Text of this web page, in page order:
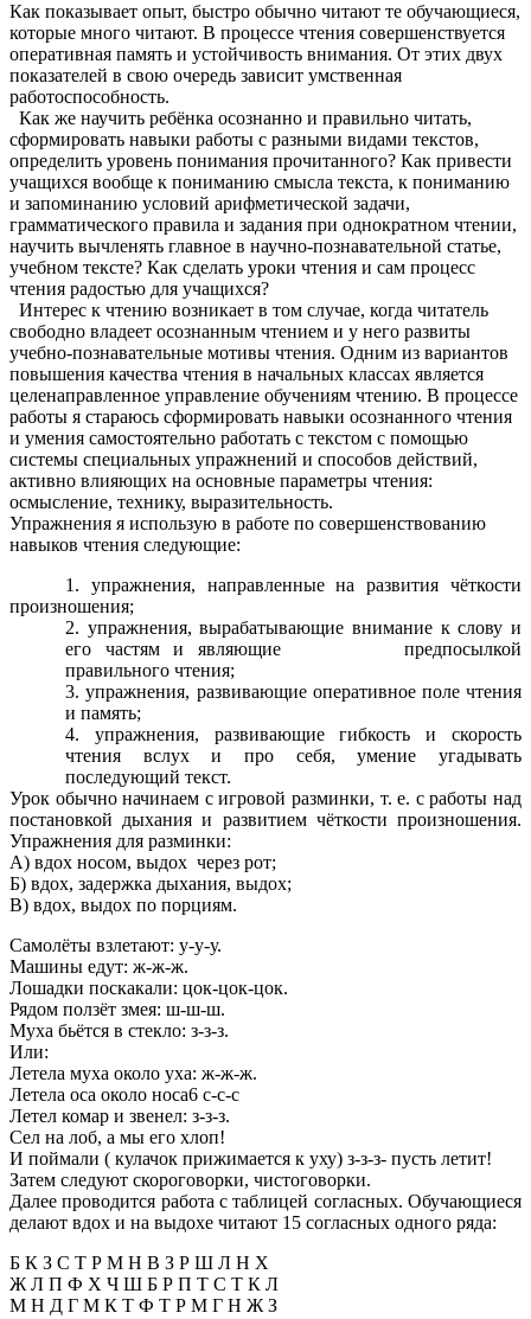
Как показывает опыт, быстро обычно читают те обучающиеся,
которые много читают. В процессе чтения совершенствуется
оперативная память и устойчивость внимания. От этих двух
показателей в свою очередь зависит умственная
работоспособность.
Как же научить ребёнка осознанно и правильно читать,
сформировать навыки работы с разными видами текстов,
определить уровень понимания прочитанного? Как привести
учащихся вообще к пониманию смысла текста, к пониманию
и запоминанию условий арифметической задачи,
грамматического правила и задания при однократном чтении,
научить вычленять главное в научно-познавательной статье,
учебном тексте? Как сделать уроки чтения и сам процесс
чтения радостью для учащихся?
Интерес к чтению возникает в том случае, когда читатель
свободно владеет осознанным чтением и у него развиты
учебно-познавательные мотивы чтения. Одним из вариантов
повышения качества чтения в начальных классах является
целенаправленное управление обучениям чтению. В процессе
работы я стараюсь сформировать навыки осознанного чтения
и умения самостоятельно работать с текстом с помощью
системы специальных упражнений и способов действий,
активно влияющих на основные параметры чтения:
осмысление, технику, выразительность.
Упражнения я использую в работе по совершенствованию
навыков чтения следующие:
1. упражнения, направленные на развития чёткости
произношения;
2. упражнения, вырабатывающие внимание к слову и
его частям и являющие предпосылкой
правильного чтения;
3. упражнения, развивающие оперативное поле чтения
и память;
4. упражнения, развивающие гибкость и скорость
чтения вслух и про себя, умение угадывать
последующий текст.
Урок обычно начинаем с игровой разминки, т. е. с работы над
постановкой дыхания и развитием чёткости произношения.
Упражнения для разминки:
А) вдох носом, выдох через рот;
Б) вдох, задержка дыхания, выдох;
В) вдох, выдох по порциям.
Самолёты взлетают: у-у-у.
Машины едут: ж-ж-ж.
Лошадки поскакали: цок-цок-цок.
Рядом ползёт змея: ш-ш-ш.
Муха бьётся в стекло: з-з-з.
Или:
Летела муха около уха: ж-ж-ж.
Летела оса около носа6 с-с-с
Летел комар и звенел: з-з-з.
Сел на лоб, а мы его хлоп!
И поймали ( кулачок прижимается к уху) з-з-з- пусть летит!
Затем следуют скороговорки, чистоговорки.
Далее проводится работа с таблицей согласных. Обучающиеся
делают вдох и на выдохе читают 15 согласных одного ряда:
Б К З С Т Р М Н В З Р Ш Л Н Х
Ж Л П Ф Х Ч Ш Б Р П Т С Т К Л
М Н Д Г М К Т Ф Т Р М Г Н Ж З